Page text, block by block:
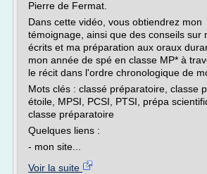
Pierre de Fermat.
Dans cette vidéo, vous obtiendrez mon
témoignage, ainsi que des conseils sur
écrits et ma préparation aux oraux
mon année de spé en classe MP* à
le récit dans l'ordre chronologique de
Mots clés : classé préparatoire, classe
étoile, MPSI, PCSI, PTSI, prépa
classe préparatoire
Quelques liens :
- mon site...
Voir la suite